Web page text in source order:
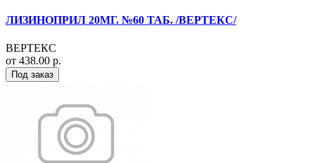
ЛИЗИНОПРИЛ 20МГ. №60 ТАБ. /ВЕРТЕКС/
ВЕРТЕКС
от 438.00 р.
Под заказ